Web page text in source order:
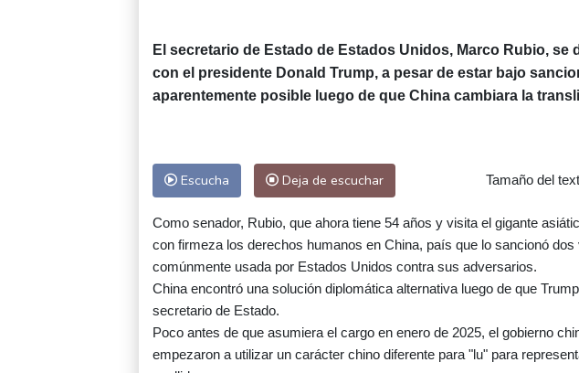
El secretario de Estado de Estados Unidos, Marco Rubio, se
con el presidente Donald Trump, a pesar de estar bajo
aparentemente posible luego de que China cambiara la
Escucha Deja de escuchar Tamaño del
Como senador, Rubio, que ahora tiene 54 años y visita el gigante
con firmeza los derechos humanos en China, país que lo sancionó
comúnmente usada por Estados Unidos contra sus adversarios.
China encontró una solución diplomática alternativa luego de que
secretario de Estado.
Poco antes de que asumiera el cargo en enero de 2025, el gobierno
empezaron a utilizar un carácter chino diferente para "lu" para